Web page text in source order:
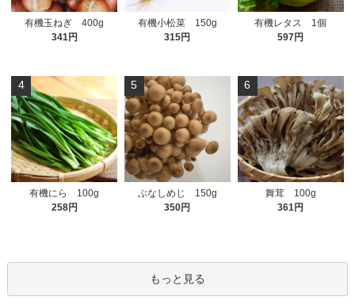
有機玉ねぎ 400g
341円
有機小松菜 150g
315円
有機レタス 1個
597円
4
有機にら 100g
258円
5
ぶなしめじ 150g
350円
6
舞茸 100g
361円
もっと見る